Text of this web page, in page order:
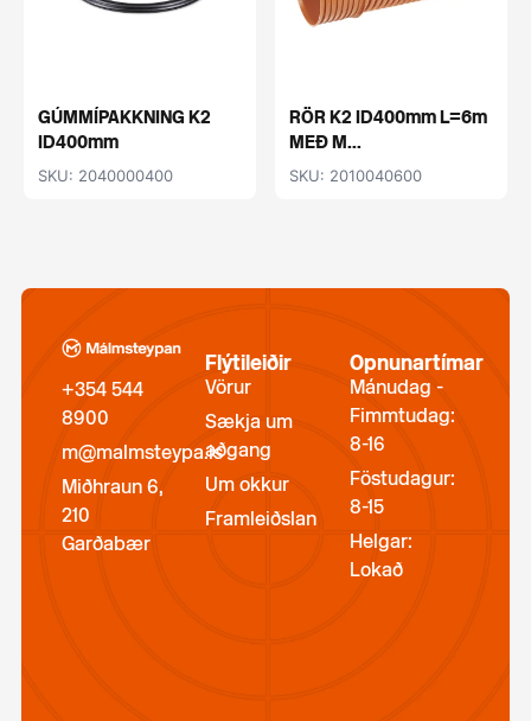
GÚMMÍPAKKNING K2
ID400mm
SKU: 2040000400
RÖR K2 ID400mm L=6m
MEÐ M...
SKU: 2010040600
+354 544
8900
m@malmsteypa.is
Miðhraun 6,
210
Garðabær
Flýtileiðir
Vörur
Sækja um
aðgang
Um okkur
Framleiðslan
Opnunartímar
Mánudag -
Fimmtudag:
8-16
Föstudagur:
8-15
Helgar:
Lokað